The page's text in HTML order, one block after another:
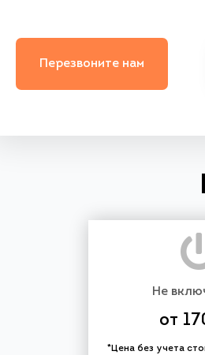
Перезвоните нам
Не
от
*Цена без учета